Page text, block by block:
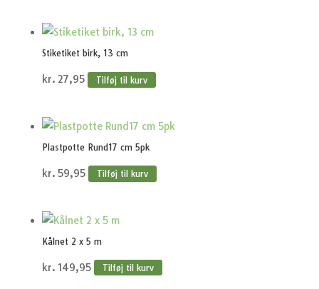
Stiketiket birk, 13 cm
kr. 27,95 Tilføj til kurv
Plastpotte Rund17 cm 5pk
kr. 59,95 Tilføj til kurv
Kålnet 2 x 5 m
kr. 149,95 Tilføj til kurv